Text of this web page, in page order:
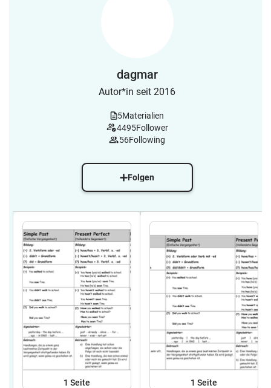
dagmar
Autor*in seit 2016
5Materialien
4495Follower
56Following
Folgen
1 Seite 1 Seite